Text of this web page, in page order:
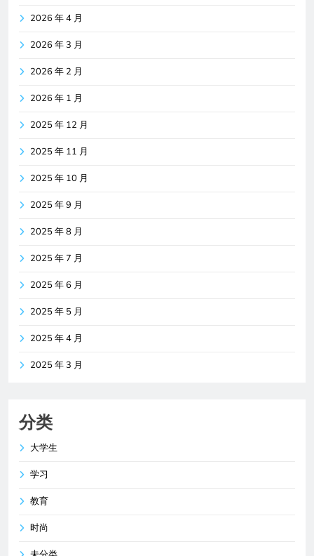
2026 年 4 月
2026 年 3 月
2026 年 2 月
2026 年 1 月
2025 年 12 月
2025 年 11 月
2025 年 10 月
2025 年 9 月
2025 年 8 月
2025 年 7 月
2025 年 6 月
2025 年 5 月
2025 年 4 月
2025 年 3 月
分类
大学生
学习
教育
时尚